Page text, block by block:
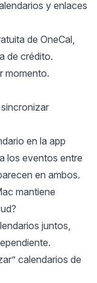
y enlaces
de OneCal
de crédito.
momento.
en la app
los eventos entre
en ambos.
mantiene
juntos,
calendarios de